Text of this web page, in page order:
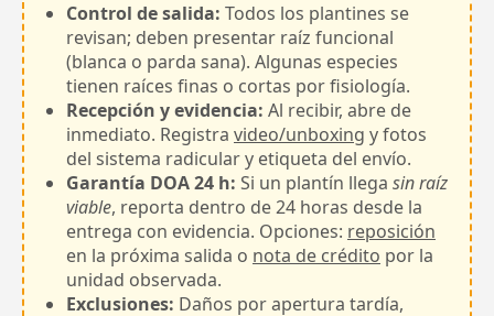
Control de salida: Todos los plantines se
revisan; deben presentar raíz funcional
(blanca o parda sana). Algunas especies
tienen raíces finas o cortas por fisiología.
Recepción y evidencia: Al recibir, abre de
inmediato. Registra video/unboxing y fotos
del sistema radicular y etiqueta del envío.
Garantía DOA 24 h: Si un plantín llega sin raíz
viable, reporta dentro de 24 horas desde la
entrega con evidencia. Opciones: reposición
en la próxima salida o nota de crédito por la
unidad observada.
Exclusiones: Daños por apertura tardía,